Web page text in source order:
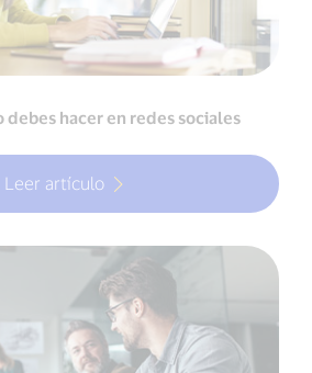
debes hacer en redes sociales
Leer artículo